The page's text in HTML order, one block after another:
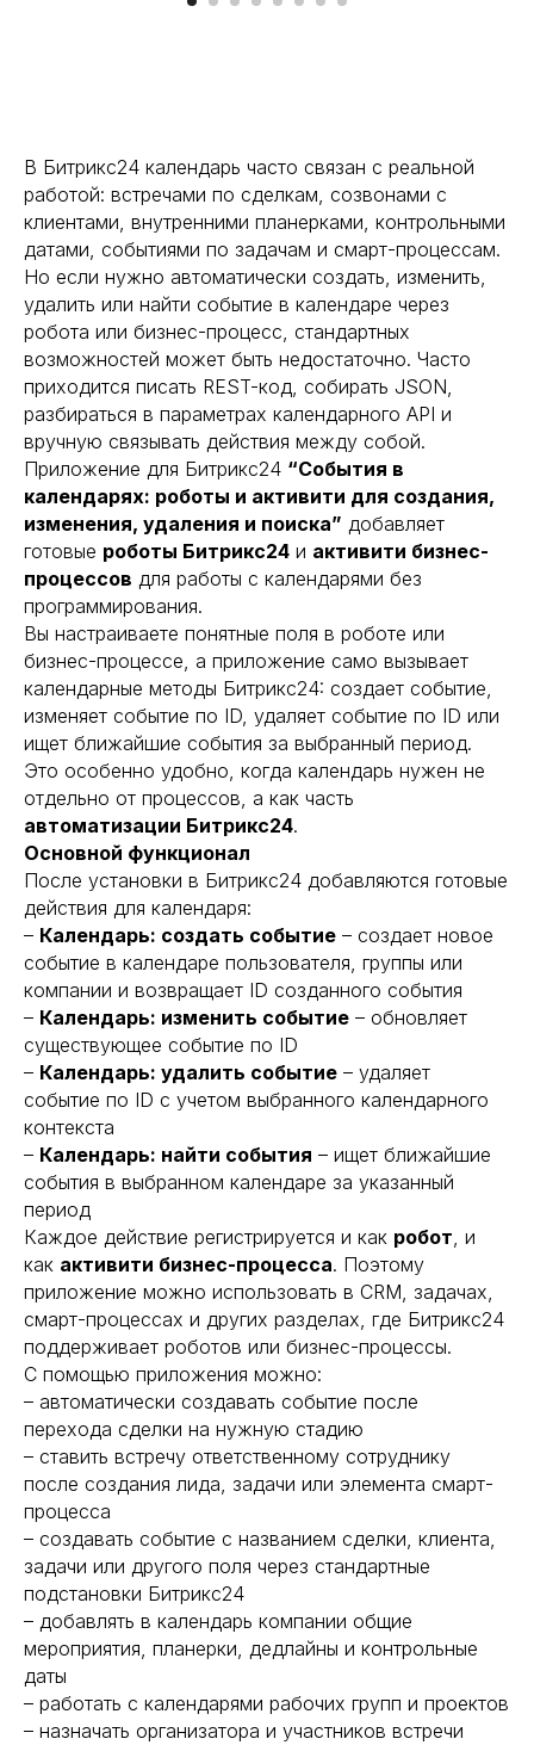
В Битрикс24 календарь часто связан с реальной
работой: встречами по сделкам, созвонами с
клиентами, внутренними планерками, контрольными
датами, событиями по задачам и смарт-процессам.
Но если нужно автоматически создать, изменить,
удалить или найти событие в календаре через
робота или бизнес-процесс, стандартных
возможностей может быть недостаточно. Часто
приходится писать REST-код, собирать JSON,
разбираться в параметрах календарного API и
вручную связывать действия между собой.
Приложение для Битрикс24 “События в
календарях: роботы и активити для создания,
изменения, удаления и поиска” добавляет
готовые роботы Битрикс24 и активити бизнес-
процессов для работы с календарями без
программирования.
Вы настраиваете понятные поля в роботе или
бизнес-процессе, а приложение само вызывает
календарные методы Битрикс24: создает событие,
изменяет событие по ID, удаляет событие по ID или
ищет ближайшие события за выбранный период.
Это особенно удобно, когда календарь нужен не
отдельно от процессов, а как часть
автоматизации Битрикс24.
Основной функционал
После установки в Битрикс24 добавляются готовые
действия для календаря:
– Календарь: создать событие – создает новое
событие в календаре пользователя, группы или
компании и возвращает ID созданного события
– Календарь: изменить событие – обновляет
существующее событие по ID
– Календарь: удалить событие – удаляет
событие по ID с учетом выбранного календарного
контекста
– Календарь: найти события – ищет ближайшие
события в выбранном календаре за указанный
период
Каждое действие регистрируется и как робот, и
как активити бизнес-процесса. Поэтому
приложение можно использовать в CRM, задачах,
смарт-процессах и других разделах, где Битрикс24
поддерживает роботов или бизнес-процессы.
С помощью приложения можно:
– автоматически создавать событие после
перехода сделки на нужную стадию
– ставить встречу ответственному сотруднику
после создания лида, задачи или элемента смарт-
процесса
– создавать событие с названием сделки, клиента,
задачи или другого поля через стандартные
подстановки Битрикс24
– добавлять в календарь компании общие
мероприятия, планерки, дедлайны и контрольные
даты
– работать с календарями рабочих групп и проектов
– назначать организатора и участников встречи